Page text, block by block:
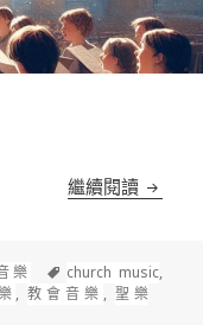
繼續閱讀 寫在
樂
標
籤
church music,
,教會音樂 , 聖樂